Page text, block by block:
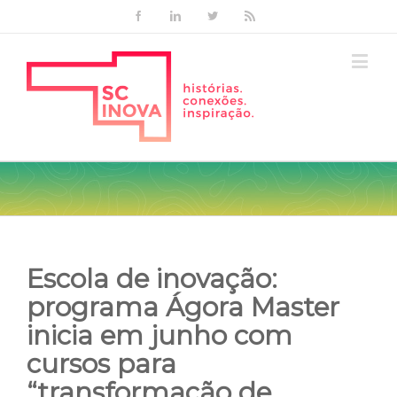
FacebookLinkedinTwitter
Escola de inovação:
programa Ágora Master
inicia em junho com
cursos para